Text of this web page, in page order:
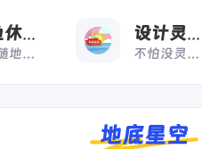
摸鱼休闲
随时随地，想摸就摸
设计灵感
不怕没灵感，来借鉴
地底星空